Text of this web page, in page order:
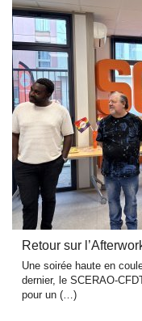
Retour sur
Une soirée haute en
dernier, le SCERAO-
pour un (…)